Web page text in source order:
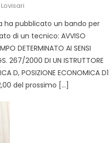
ha pubblicato un bando per
di un tecnico: AVVISO
DETERMINATO AI SENSI
267/2000 DI UN ISTRUTTORE
D, POSIZIONE ECONOMICA D1
del prossimo […]